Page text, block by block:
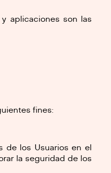
aplicaciones son las
fines:
de los Usuarios en el
la seguridad de los